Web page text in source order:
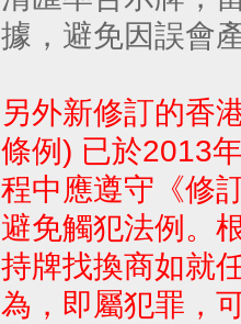
據，避免因誤會
另外新修訂的香
條例) 已於2013
程中應遵守《修
避免觸犯法例。
持牌找換商如就
為，即屬犯罪，